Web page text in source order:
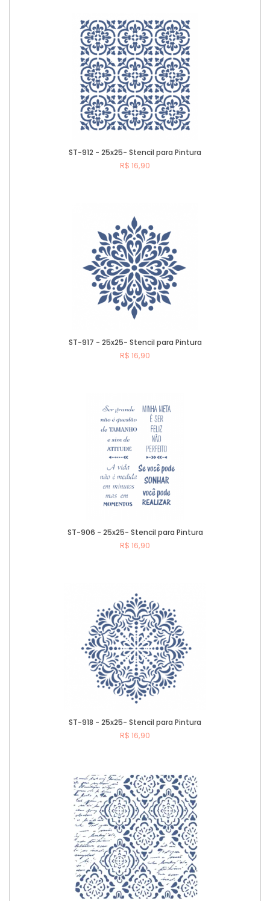
ST-912 - 25x25- Stencil para Pintura
R$ 16,90
ST-917 - 25x25- Stencil para Pintura
R$ 16,90
ST-906 - 25x25- Stencil para Pintura
R$ 16,90
ST-918 - 25x25- Stencil para Pintura
R$ 16,90